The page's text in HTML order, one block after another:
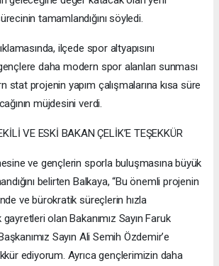
tamamlandığını söyledi.
ilçede spor altyapısını
daha modern spor alanları sunması
stat projenin yapım çalışmalarına kısa süre
müjdesini verdi.
VE ESKİ BAKAN ÇELİK’E TEŞEKKÜR
ve gençlerin sporla buluşmasına büyük
belirten Balkaya, “Bu önemli projenin
ve bürokratik süreçlerin hızla
gayretleri olan Bakanımız Sayın Faruk
Sayın Ali Semih Özdemir’e
ediyorum. Ayrıca gençlerimizin daha